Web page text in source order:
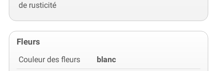
de rusticité
Fleurs
Couleur des fleurs blanc